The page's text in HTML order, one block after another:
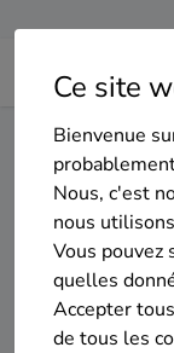
Ce site
Bienvenue
Nous, c'est
nous
Vous pouvez
quelles
Accepter
de tous les
Home